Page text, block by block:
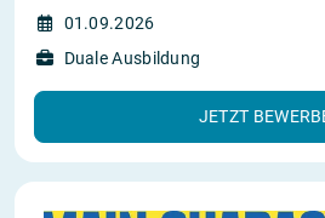
01.09.2026
Duale Ausbildung
JETZT